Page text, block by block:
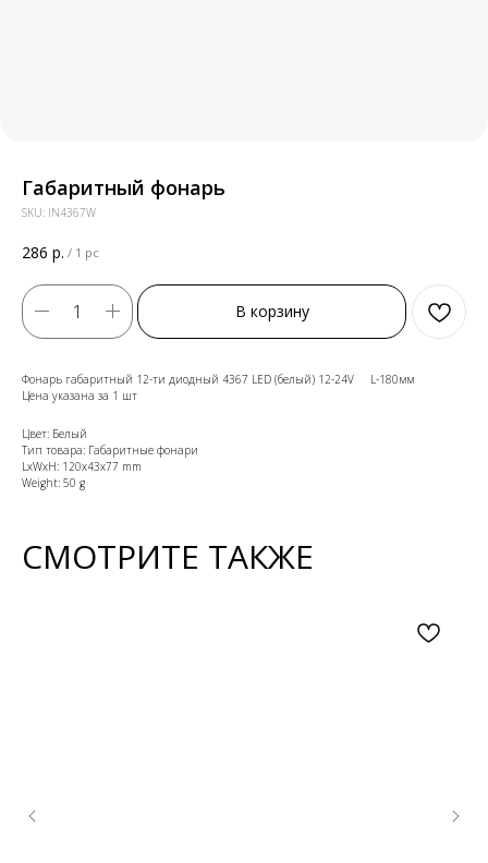
Габаритный фонарь
SKU: IN4367W
286 р. / 1 pc
В корзину
Фонарь габаритный 12-ти диодный 4367 LED (белый) 12-24V L-180мм
Цена указана за 1 шт
Цвет: Белый
Тип товара: Габаритные фонари
LxWxH: 120x43x77 mm
Weight: 50 g
СМОТРИТЕ ТАКЖЕ